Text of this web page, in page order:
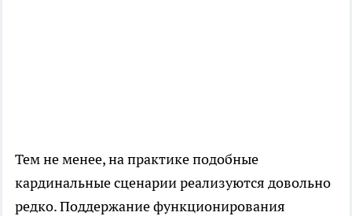
Тем не менее, на практике подобные
кардинальные сценарии реализуются довольно
редко. Поддержание функционирования